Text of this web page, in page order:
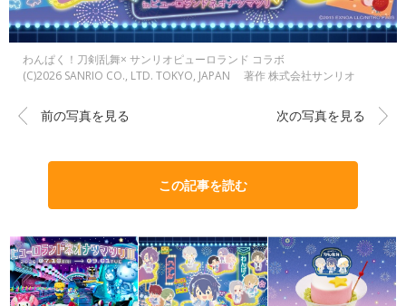
わんぱく！刀剣乱舞× サンリオピューロランド コラボ
(C)2026 SANRIO CO., LTD. TOKYO, JAPAN 著作 株式会社サンリオ
前の写真を見る 次の写真を見る
この記事を読む